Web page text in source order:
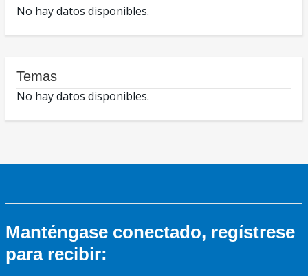
No hay datos disponibles.
Temas
No hay datos disponibles.
Manténgase conectado, regístrese
para recibir: